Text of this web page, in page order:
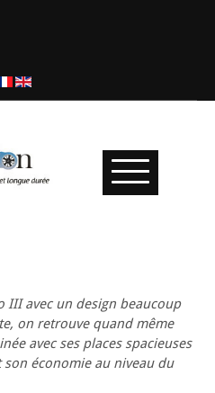
III avec un design beaucoup
on retrouve quand même
avec ses places spacieuses
économie au niveau du